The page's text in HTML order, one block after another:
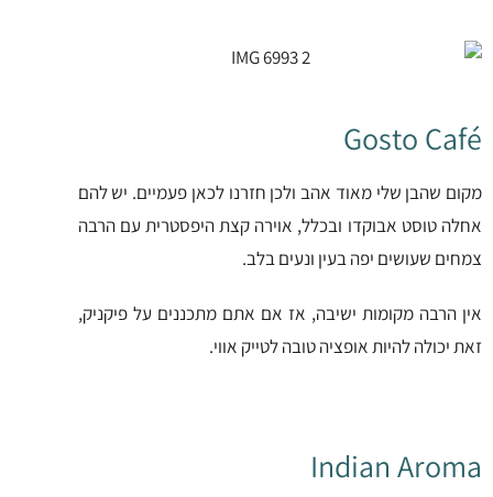
Gosto Café
מקום שהבן שלי מאוד אהב ולכן חזרנו לכאן פעמיים. יש להם
אחלה טוסט אבוקדו ובכלל, אוירה קצת היפסטרית עם הרבה
צמחים שעושים יפה בעין ונעים בלב.
אין הרבה מקומות ישיבה, אז אם אתם מתכננים על פיקניק,
זאת יכולה להיות אופציה טובה לטייק אווי.
מחפשים מלון במדריד?
Indian Aroma